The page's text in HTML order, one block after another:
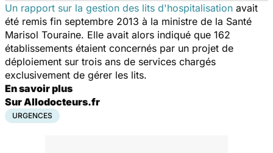
Un rapport sur la gestion des lits d'hospitalisation avait
été remis fin septembre 2013 à la ministre de la Santé
Marisol Touraine. Elle avait alors indiqué que 162
établissements étaient concernés par un projet de
déploiement sur trois ans de services chargés
exclusivement de gérer les lits.
En savoir plus
Sur Allodocteurs.fr
URGENCES